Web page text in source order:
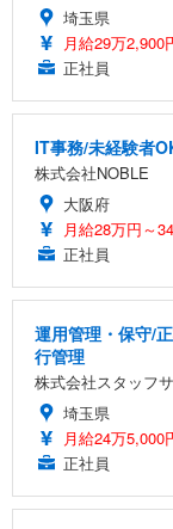
埼玉県
月給29万2,900
正社員
IT事務/未経験者
株式会社NOBLE
大阪府
月給28万円～
正社員
運用管理・保守/
行管理
株式会社スタッフ
埼玉県
月給24万5,000
正社員